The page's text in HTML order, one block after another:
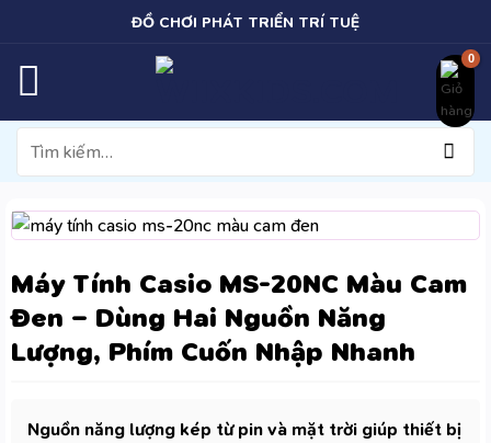
nội
dung
ĐỒ CHƠI PHÁT TRIỂN TRÍ TUỆ
Tìm
kiếm:
Máy Tính Casio MS-20NC Màu Cam
Đen – Dùng Hai Nguồn Năng
Lượng, Phím Cuốn Nhập Nhanh
Nguồn năng lượng kép từ pin và mặt trời giúp thiết bị